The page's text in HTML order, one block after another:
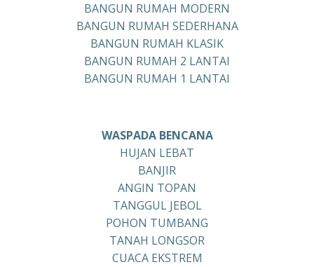
BANGUN RUMAH MODERN
BANGUN RUMAH SEDERHANA
BANGUN RUMAH KLASIK
BANGUN RUMAH 2 LANTAI
BANGUN RUMAH 1 LANTAI
WASPADA BENCANA
HUJAN LEBAT
BANJIR
ANGIN TOPAN
TANGGUL JEBOL
POHON TUMBANG
TANAH LONGSOR
CUACA EKSTREM